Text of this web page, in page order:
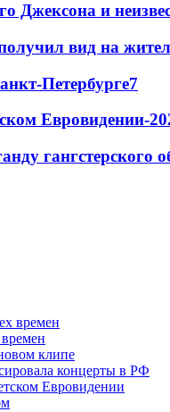
Джексона и
вид на
Петербурге7
Евровидении-
гангстерского
клипе
концерты в РФ
Евровидении